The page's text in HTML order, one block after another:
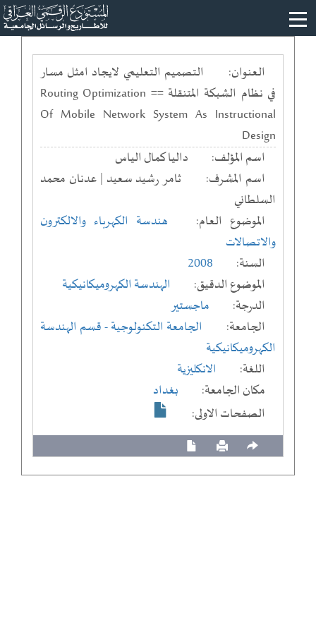
العنوان:
التصميم التعليمي لايجاد امثل مسار
في نظام الشبكة المتنقلة == Routing Optimization
Of Mobile Network System As Instructional
Design
اسم المؤلف:
داليا كمال الياس
اسم المشرف:
ثامر رشيد سعيد | عدنان محمد
السلطاني
الموضوع العام:
هندسة الكهرباء والالكترون
والاتصالات
السنة:
2008
الموضوع الدقيق:
الهندسة الكهروميكانيكية
الدرجة:
ماجستير
الجامعة:
الجامعة التكنولوجية- قسم الهندسة
الكهروميكانيكية
اللغة:
الانكليزية
مكان الجامعة:
بغداد
الصفحات الاولى: